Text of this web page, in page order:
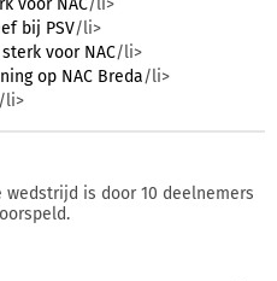
voor NAC/li>
bij PSV/li>
voor NAC/li>
op NAC Breda/li>
/li>
is door 10 deelnemers